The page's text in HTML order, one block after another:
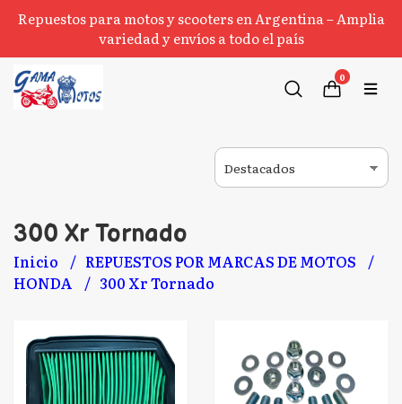
Repuestos para motos y scooters en Argentina – Amplia
variedad y envíos a todo el país
0
300 Xr Tornado
Inicio
REPUESTOS POR MARCAS DE MOTOS
HONDA
300 Xr Tornado